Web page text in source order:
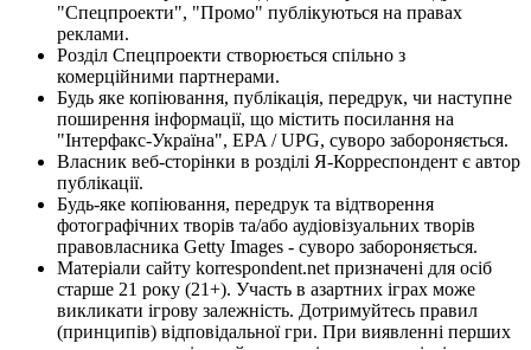
"Спецпроекти", "Промо" публікуються на правах
реклами.
Розділ Спецпроекти створюється спільно з
комерційними партнерами.
Будь яке копіювання, публікація, передрук, чи наступне
поширення інформації, що містить посилання на
"Інтерфакс-Україна", EPA / UPG, суворо забороняється.
Власник веб-сторінки в розділі Я-Корреспондент є автор
публікації.
Будь-яке копіювання, передрук та відтворення
фотографічних творів та/або аудіовізуальних творів
правовласника Getty Images - суворо забороняється.
Матеріали сайту korrespondent.net призначені для осіб
старше 21 року (21+). Участь в азартних іграх може
викликати ігрову залежність. Дотримуйтесь правил
(принципів) відповідальної гри. При виявленні перших